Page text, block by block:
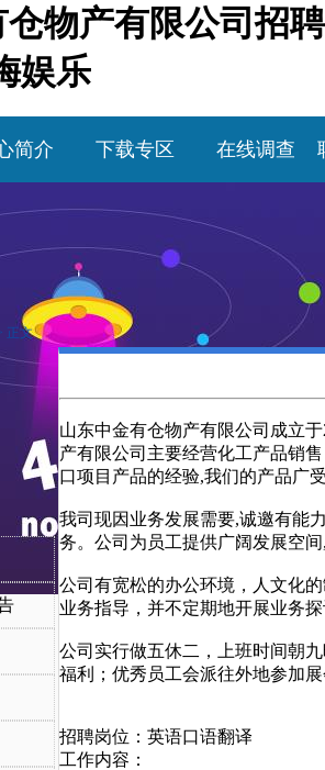
物产有限公司招聘
娱乐
简介 下载专区 在线调查
正文
山东中金有仓物产有限公司成立
产有限公司主要经营化工产品销
口项目产品的经验,我们的产品广
我司现因业务发展需要,诚邀有能
务。公司为员工提供广阔发展空
公司有宽松的办公环境，人文化
业务指导，并不定期地开展业务
公司实行做五休二，上班时间朝
福利；优秀员工会派往外地参加
招聘岗位：英语口语翻译
工作内容：